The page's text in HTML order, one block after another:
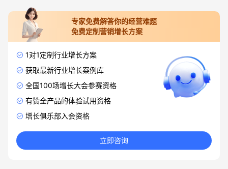
专家免费解答你的经营难题
免费定制营销增长方案
1对1定制行业增长方案
获取最新行业增长案例库
全国100场增长大会参赛资格
有赞全产品的体验试用资格
增长俱乐部入会资格
立即咨询